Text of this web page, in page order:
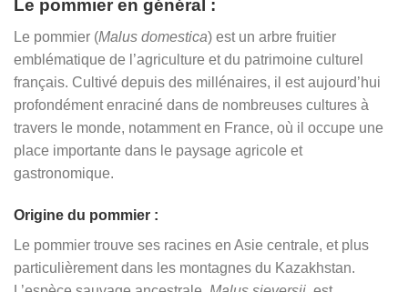
Le pommier en général :
Le pommier (Malus domestica) est un arbre fruitier
emblématique de l’agriculture et du patrimoine culturel
français. Cultivé depuis des millénaires, il est aujourd’hui
profondément enraciné dans de nombreuses cultures à
travers le monde, notamment en France, où il occupe une
place importante dans le paysage agricole et
gastronomique.
Origine du pommier :
Le pommier trouve ses racines en Asie centrale, et plus
particulièrement dans les montagnes du Kazakhstan.